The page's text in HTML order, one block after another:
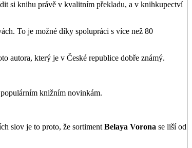
si knihu právě v kvalitním překladu, a v knihkupectví
To je možné díky spolupráci s více než 80
autora, který je v České republice dobře známý.
knižním novinkám.
slov je to proto, že sortiment Belaya Vorona se liší od